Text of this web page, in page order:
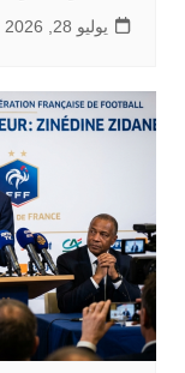
يوليو 28, 2026